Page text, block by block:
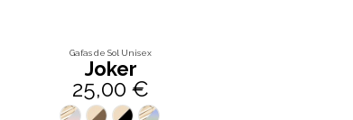
Gafas de Sol Unisex
Joker
25,00 €